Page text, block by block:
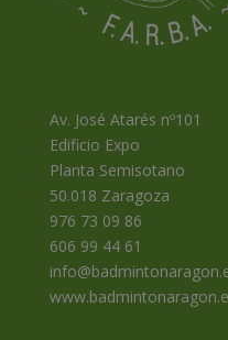
Av. José Atarés nº101
Edificio Expo
Planta Semisotano
50.018 Zaragoza
976 73 09 86
606 99 44 61